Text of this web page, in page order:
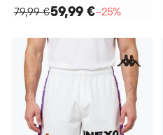
79,99 €59,99 €−25%